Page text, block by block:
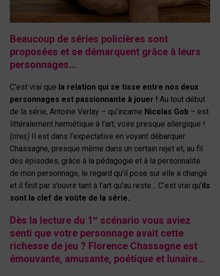
Beaucoup de séries policières sont
proposées et se démarquent grâce à leurs
personnages…
C’est vrai que la relation qui se tisse entre nos deux
personnages est passionnante à jouer ! Au tout début
de la série, Antoine Verlay – qu’incarne Nicolas Gob – est
littéralement hermétique à l’art, voire presque allergique !
(rires) Il est dans l’expectative en voyant débarquer
Chassagne, presque même dans un certain rejet et, au fil
des épisodes, grâce à la pédagogie et à la personnalité
de mon personnage, le regard qu’il pose sur elle a changé
et il finit par s’ouvrir tant à l’art qu’au reste… C’est vrai qu’ils
sont la clef de voûte de la série.
Dès la lecture du 1 er scénario vous aviez
senti que votre personnage avait cette
richesse de jeu ? Florence Chassagne est
émouvante, amusante, poétique et lunaire…